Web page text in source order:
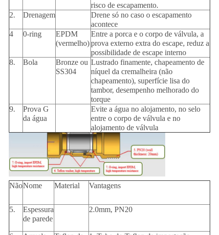
risco de escapamento.
2.
Drenagem
Drene só no caso o escapamento
acontece
4
0-ring
EPDM
(vermelho)
Entre a porca e o corpo de válvula, a
prova externo extra do escape, reduz a
possibilidade de escape interno
8.
Bola
Bronze ou
SS304
Lustrado finamente, chapeamento de
níquel da cremalheira (não
chapeamento), superfície lisa do
tambor, desempenho melhorado do
torque
9.
Prova G
da água
Evite a água no alojamento, no selo
entre o corpo de válvula e no
alojamento de válvula
NãoNome Material Vantagens
5.
Espessura
de parede
2.0mm, PN20